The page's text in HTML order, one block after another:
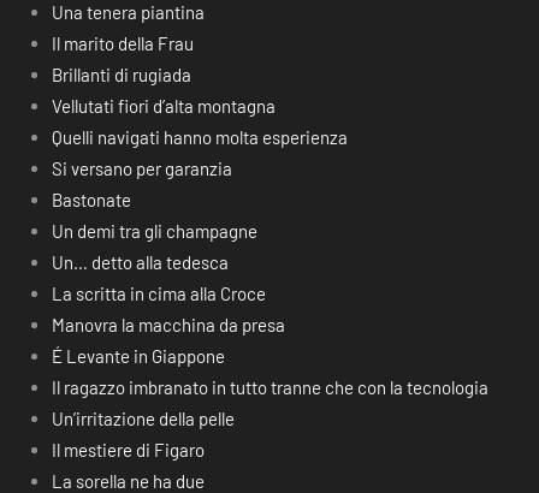
Una tenera piantina
Il marito della Frau
Brillanti di rugiada
Vellutati fiori d’alta montagna
Quelli navigati hanno molta esperienza
Si versano per garanzia
Bastonate
Un demi tra gli champagne
Un… detto alla tedesca
La scritta in cima alla Croce
Manovra la macchina da presa
É Levante in Giappone
Il ragazzo imbranato in tutto tranne che con la tecnologia
Un’irritazione della pelle
Il mestiere di Figaro
La sorella ne ha due